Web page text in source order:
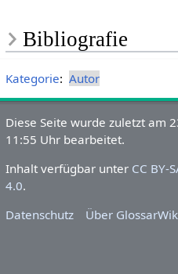
Bibliografie
Kategorie: Autor
Diese Seite wurde zuletzt am
11:55 Uhr bearbeitet.
Inhalt verfügbar unter CC BY-
4.0.
Datenschutz
Über